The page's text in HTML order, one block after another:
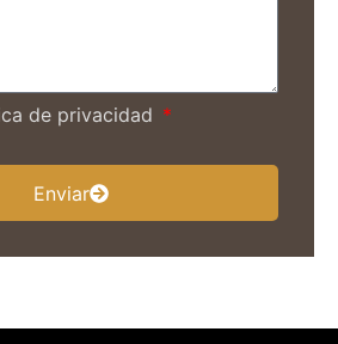
de privacidad
Enviar